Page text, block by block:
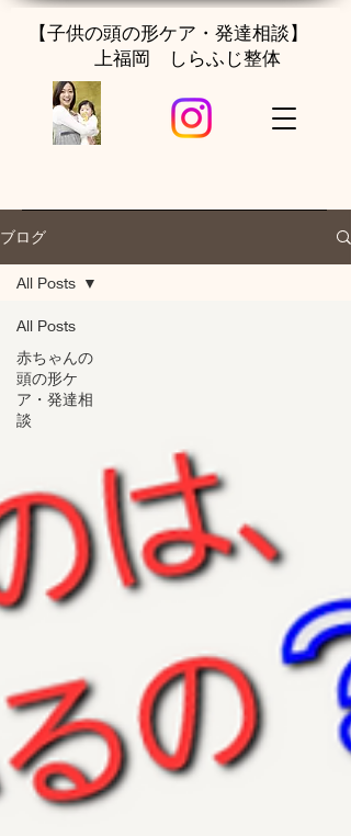
【子供の頭の形ケア・発達相談】
上福岡 しらふじ整体
ブログ
All Posts
赤ちゃんの
頭の形ケ
ア・発達相
談
All Posts